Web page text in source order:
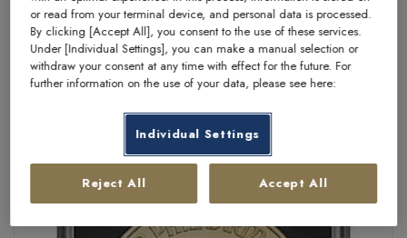
Capsula per monete «Squapsule» 22,5
mm
ACQUISTARE:CHF 1,50
or read from your terminal device, and personal data is processed.
By clicking [Accept All], you consent to the use of these services.
Under [Individual Settings], you can make a manual selection or
withdraw your consent at any time with effect for the future. For
further information on the use of your data, please see here:
Individual Settings
Reject All Accept All